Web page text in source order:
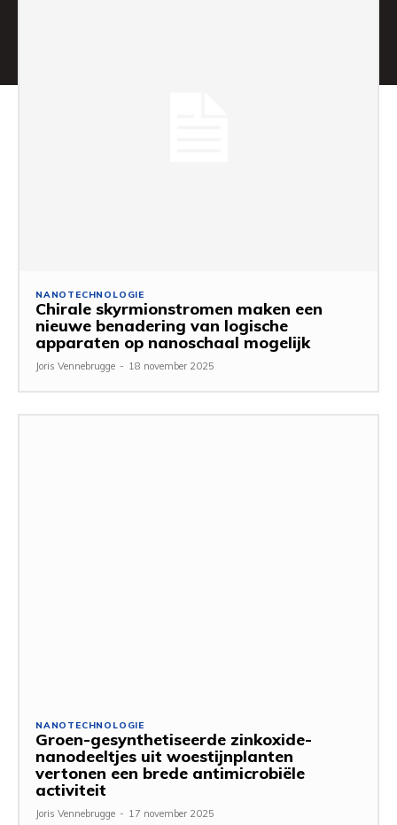
NANOTECHNOLOGIE
Chirale skyrmionstromen maken een
nieuwe benadering van logische
apparaten op nanoschaal mogelijk
Joris Vennebrugge - 18 november 2025
NANOTECHNOLOGIE
Groen-gesynthetiseerde zinkoxide-
nanodeeltjes uit woestijnplanten
vertonen een brede antimicrobiële
activiteit
Joris Vennebrugge - 17 november 2025